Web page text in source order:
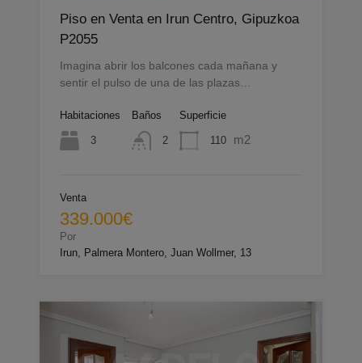
Piso en Venta en Irun Centro, Gipuzkoa
P2055
Imagina abrir los balcones cada mañana y
sentir el pulso de una de las plazas…
Habitaciones
3
Baños
2
Superficie
110 m2
Venta
339.000€
Por
Irun, Palmera Montero, Juan Wollmer, 13